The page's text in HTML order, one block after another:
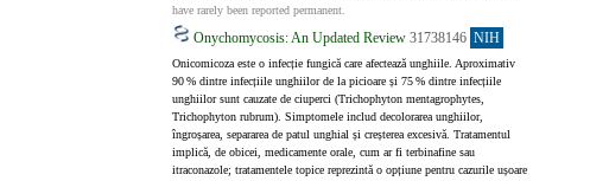
have rarely been reported permanent.
Onychomycosis: An Updated Review 31738146 NIH
Onicomicoza este o infecție fungică care afectează unghiile. Aproximativ
90 % dintre infecțiile unghiilor de la picioare și 75 % dintre infecțiile
unghiilor sunt cauzate de ciuperci (Trichophyton mentagrophytes,
Trichophyton rubrum). Simptomele includ decolorarea unghiilor,
îngroșarea, separarea de patul unghial și creșterea excesivă. Tratamentul
implică, de obicei, medicamente orale, cum ar fi terbinafine sau
itraconazole; tratamentele topice reprezintă o opțiune pentru cazurile ușoare